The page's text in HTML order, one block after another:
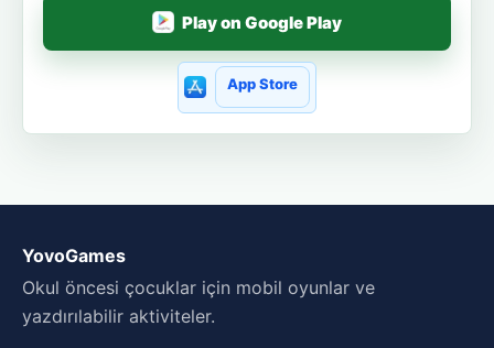
Play on Google Play
App Store
YovoGames
Okul öncesi çocuklar için mobil oyunlar ve
yazdırılabilir aktiviteler.